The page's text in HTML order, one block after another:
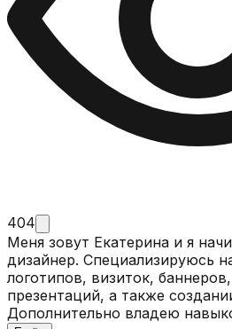
404
Меня зовут Екатерина и я
дизайнер. Специализируюсь
логотипов, визиток,
презентаций, а также
Дополнительно владею